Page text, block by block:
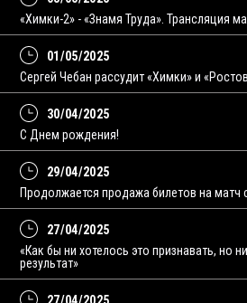
«Химки-2» - «Знамя Труда». Трансляция
01/05/2025
Сергей Чебан рассудит «Химки» и
30/04/2025
С Днем рождения!
29/04/2025
Продолжается продажа билетов на матч
27/04/2025
«Как бы ни хотелось это признавать, но
результат»